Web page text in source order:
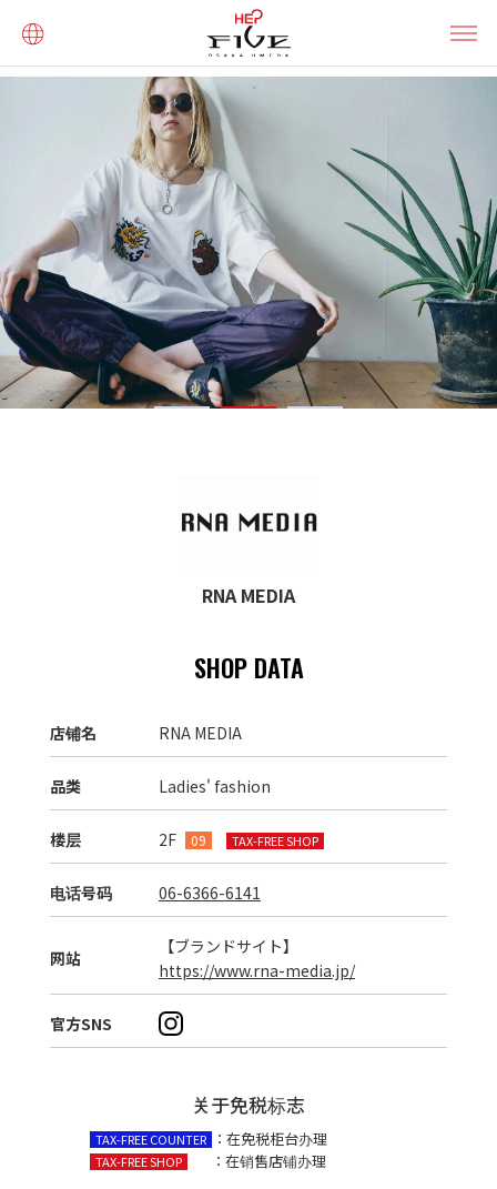
RNA MEDIA
SHOP DATA
店铺名 RNA MEDIA
品类 Ladies' fashion
楼层 2F 09 TAX-FREE SHOP
电话号码 06-6366-6141
网站
【ブランドサイト】
https://www.rna-media.jp/
官方SNS
关于免税标志
TAX-FREE COUNTER ：在免税柜台办理
TAX-FREE SHOP ：在销售店铺办理